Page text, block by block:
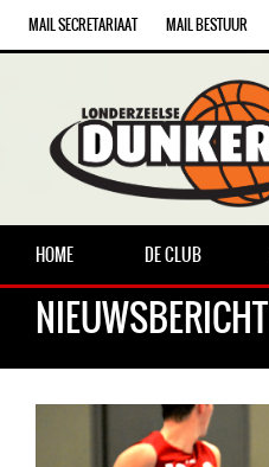
MAIL SECRETARIAAT MAIL BESTUUR
HOME DE CLUB
NIEUWSBERICHT